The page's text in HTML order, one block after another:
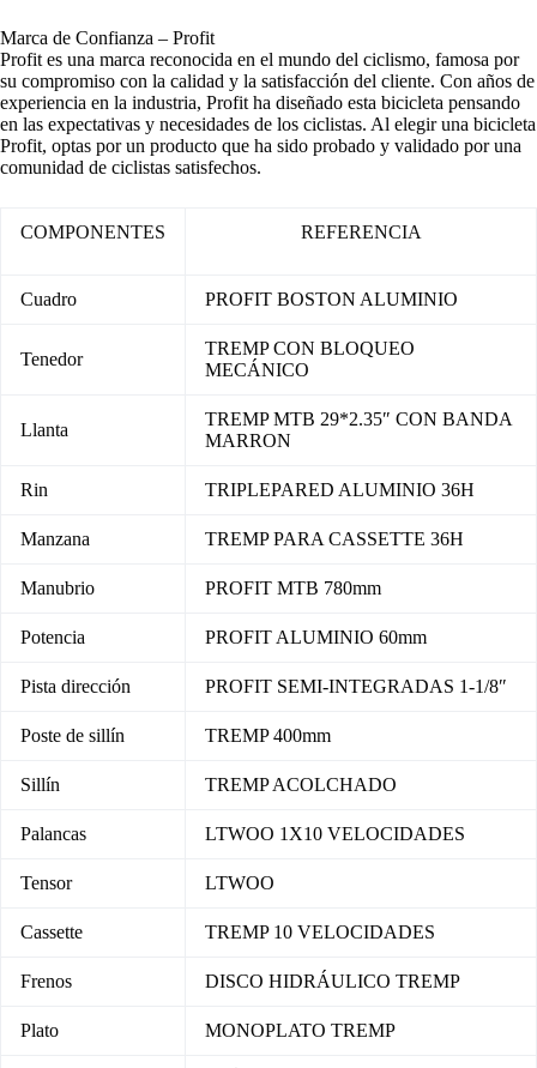
Marca de Confianza – Profit
Profit es una marca reconocida en el mundo del ciclismo, famosa por
su compromiso con la calidad y la satisfacción del cliente. Con años de
experiencia en la industria, Profit ha diseñado esta bicicleta pensando
en las expectativas y necesidades de los ciclistas. Al elegir una bicicleta
Profit, optas por un producto que ha sido probado y validado por una
comunidad de ciclistas satisfechos.
COMPONENTES REFERENCIA
Cuadro PROFIT BOSTON ALUMINIO
Tenedor
TREMP CON BLOQUEO
MECÁNICO
Llanta
TREMP MTB 29*2.35″ CON BANDA
MARRON
Rin TRIPLEPARED ALUMINIO 36H
Manzana TREMP PARA CASSETTE 36H
Manubrio PROFIT MTB 780mm
Potencia PROFIT ALUMINIO 60mm
Pista dirección PROFIT SEMI-INTEGRADAS 1-1/8″
Poste de sillín TREMP 400mm
Sillín TREMP ACOLCHADO
Palancas LTWOO 1X10 VELOCIDADES
Tensor LTWOO
Cassette TREMP 10 VELOCIDADES
Frenos DISCO HIDRÁULICO TREMP
Plato MONOPLATO TREMP